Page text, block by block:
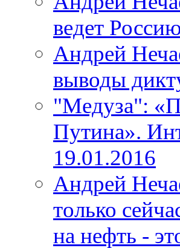
ведет
Андрей
выводы
"Медуза":
Путина».
19.01.2016
Андрей
только
на нефть -